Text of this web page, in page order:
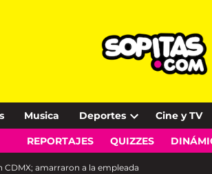
Musica Deportes
Open
dropdown
Cine y TV
REPORTAJES QUIZZES
amarraron a la empleada